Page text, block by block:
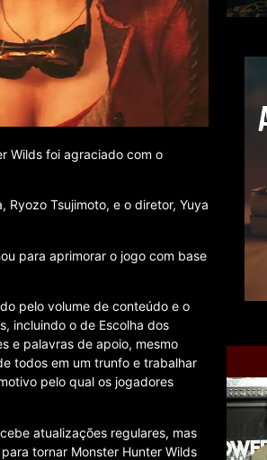
Wilds foi agraciado com o
Tsujimoto, e o diretor, Yuya
para aprimorar o jogo com base
pelo volume de conteúdo e o
incluindo o de Escolha dos
e palavras de apoio, mesmo
todos em um trunfo e trabalhar
pelo qual os jogadores
atualizações regulares, mas
tornar Monster Hunter Wilds